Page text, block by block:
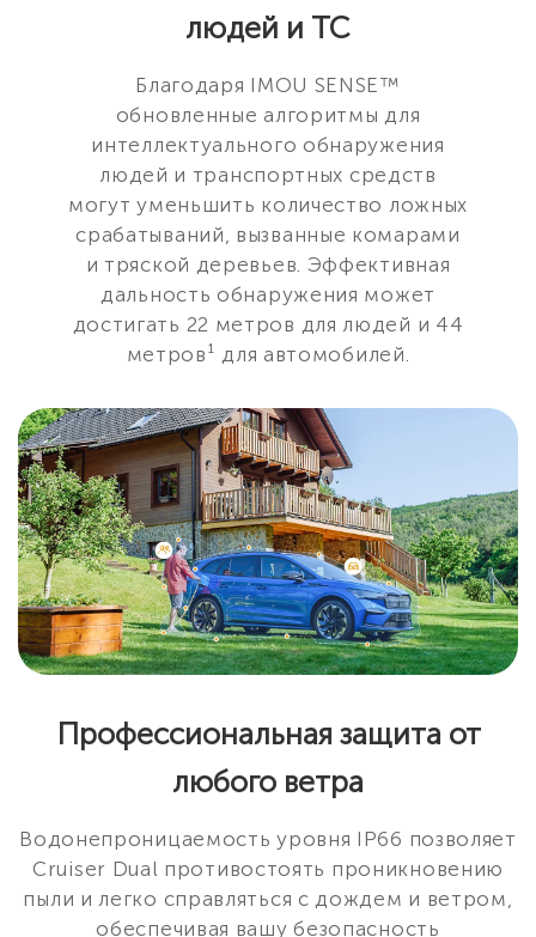
людей и ТС
Благодаря IMOU SENSE™
обновленные алгоритмы для
интеллектуального обнаружения
людей и транспортных средств
могут уменьшить количество ложных
срабатываний, вызванные комарами
и тряской деревьев. Эффективная
дальность обнаружения может
достигать 22 метров для людей и 44
метров¹ для автомобилей.
Профессиональная защита от
любого ветра
Водонепроницаемость уровня IP66 позволяет
Cruiser Dual противостоять проникновению
пыли и легко справляться с дождем и ветром,
обеспечивая вашу безопасность